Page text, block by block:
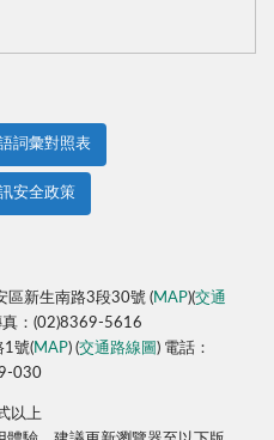
詞彙對照表
安全政策
區新生南路3段30號 (MAP)(交通
：(02)8369-5616
1號(MAP) (交通路線圖) 電話：
030
以上